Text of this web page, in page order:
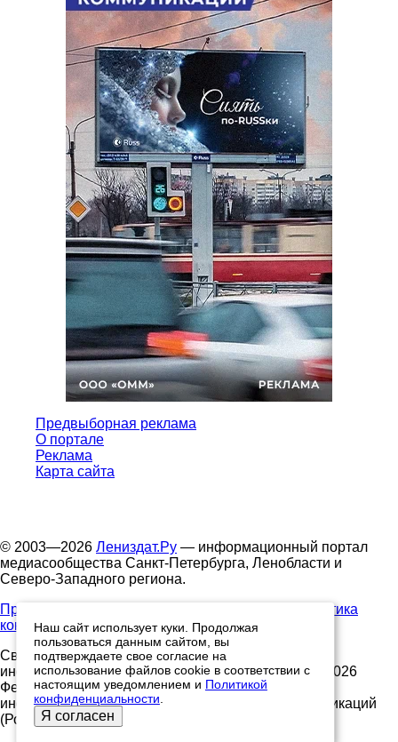
Предвыборная реклама
О портале
Реклама
Карта сайта
© 2003—2026 Лениздат.Ру — информационный портал
медиасообщества Санкт-Петербурга, Ленобласти и
Северо-Западного региона.
Правила использования содержания сайта.
Политика
конфиденциальности.
Свидетельство о регистрации средства массовой
информации ЭЛ №ФС77-91046, выданное 10.03.2026
Федеральной службой по надзору в сфере связи,
информационных технологий и массовых коммуникаций
(Роскомнадзор)
Наш сайт использует куки. Продолжая
пользоваться данным сайтом, вы
подтверждаете свое согласие на
использование файлов cookie в соответствии с
настоящим уведомлением и Политикой
конфиденциальности
Я согласен